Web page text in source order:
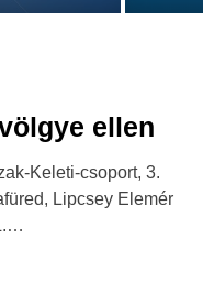
ellen
Keleti-csoport, 3.
Lipcsey Elemér